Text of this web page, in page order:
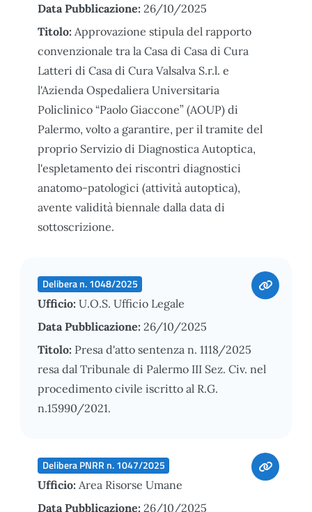
Data Pubblicazione: 26/10/2025
Titolo: Approvazione stipula del rapporto
convenzionale tra la Casa di Casa di Cura
Latteri di Casa di Cura Valsalva S.r.l. e
l'Azienda Ospedaliera Universitaria
Policlinico “Paolo Giaccone” (AOUP) di
Palermo, volto a garantire, per il tramite del
proprio Servizio di Diagnostica Autoptica,
l'espletamento dei riscontri diagnostici
anatomo-patologici (attività autoptica),
avente validità biennale dalla data di
sottoscrizione.
Delibera n. 1048/2025
Ufficio: U.O.S. Ufficio Legale
Data Pubblicazione: 26/10/2025
Titolo: Presa d'atto sentenza n. 1118/2025
resa dal Tribunale di Palermo III Sez. Civ. nel
procedimento civile iscritto al R.G.
n.15990/2021.
Delibera PNRR n. 1047/2025
Ufficio: Area Risorse Umane
Data Pubblicazione: 26/10/2025